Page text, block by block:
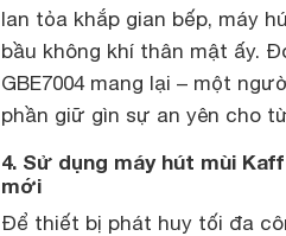
lan tỏa khắp gian bếp, máy
bầu không khí thân mật ấy.
GBE7004 mang lại – một
phần giữ gìn sự an yên cho
4. Sử dụng máy hút mùi
mới
Để thiết bị phát huy tối đa